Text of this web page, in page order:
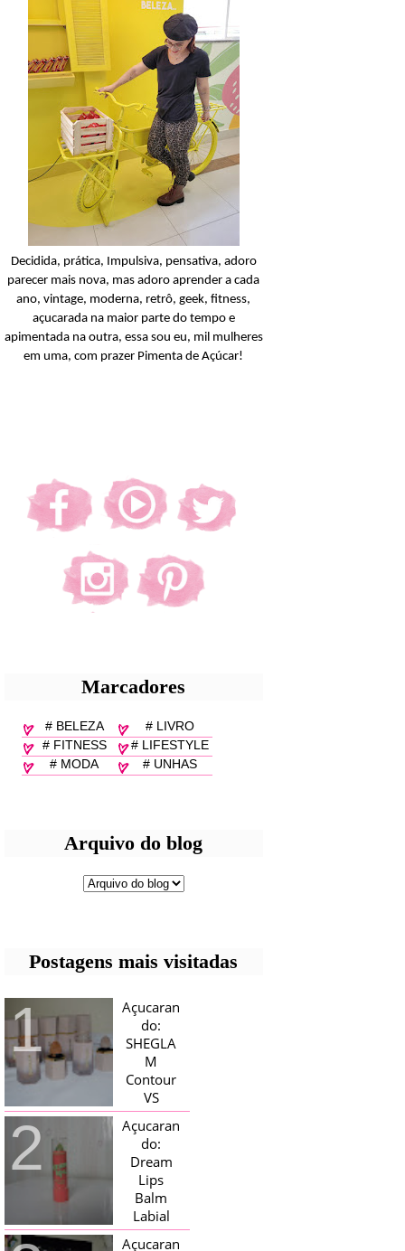
Condicionador
Açucarando: Shampoo
Condicionador Novex
Decidida, prática, Impulsiva, pensativa, adoro
parecer mais nova, mas adoro aprender a cada
ano, vintage, moderna, retrô, geek, fitness,
açucarada na maior parte do tempo e
apimentada na outra, essa sou eu, mil mulheres
em uma, com prazer Pimenta de Açúcar!
Marcadores
# BELEZA
# LIVRO
# FITNESS
# LIFESTYLE
# MODA
# UNHAS
Arquivo do blog
Postagens mais visitadas
Açucaran
do:
SHEGLA
M
Contour
VS
Bronzer!
HELLO AÇUCARADAS, E NESTE
MÊS CHEGOU AQUI EM CASA UMA
CAIXA RECHEADA DE SHEGLAM,
TINHA BLUSH, ILUMINADORES E
TODOS OS BRONZER E
CONTORNOS ...
Açucaran
do:
Dream
Lips
Balm
Labial
Magico
Açucaran